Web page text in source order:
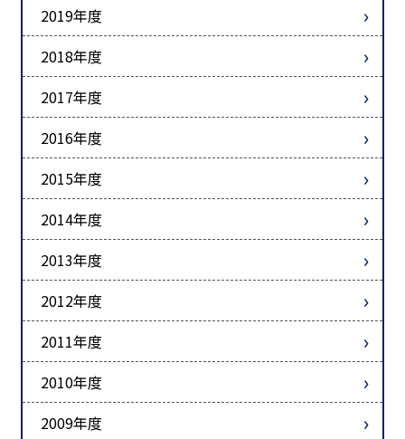
2019年度
2018年度
2017年度
2016年度
2015年度
2014年度
2013年度
2012年度
2011年度
2010年度
2009年度